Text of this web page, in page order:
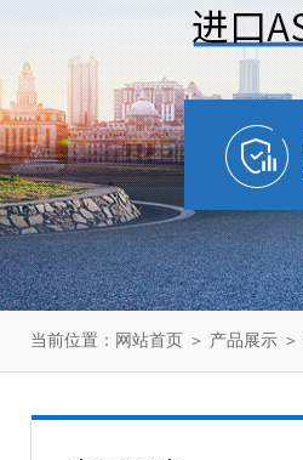
当前位置： 网站首页 ＞ 产品展示 ＞